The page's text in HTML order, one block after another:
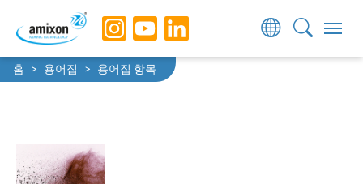
Skip to main navigation
Skip to main content
Skip to page footer
You are here:
홈 용어집 용어집 항목